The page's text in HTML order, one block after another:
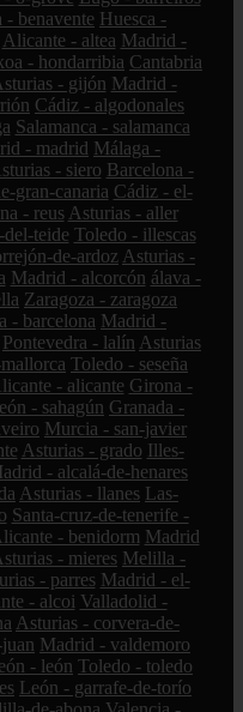
- benavente Huesca -
Alicante - altea Madrid -
- hondarribia Cantabria
- gijón Madrid -
Cádiz - algodonales
Salamanca - salamanca
- madrid Málaga -
- siero Barcelona -
gran-canaria Cádiz - el-
- reus Asturias - aller
teide Toledo - illescas
de-ardoz Asturias -
Madrid - alcorcón álava -
Zaragoza - zaragoza
- barcelona Madrid -
Pontevedra - lalín Asturias
Toledo - seseña
- alicante Girona -
- sahagún Granada -
Murcia - san-javier
Asturias - grado Illes-
- alcalá-de-henares
Asturias - llanes Las-
Santa-cruz-de-tenerife -
- benidorm Madrid
- mieres Melilla -
- parres Madrid - el-
- alcoi Valladolid -
Asturias - corvera-de-
Madrid - valdemoro
- león Toledo - toledo
León - garrafe-de-torío